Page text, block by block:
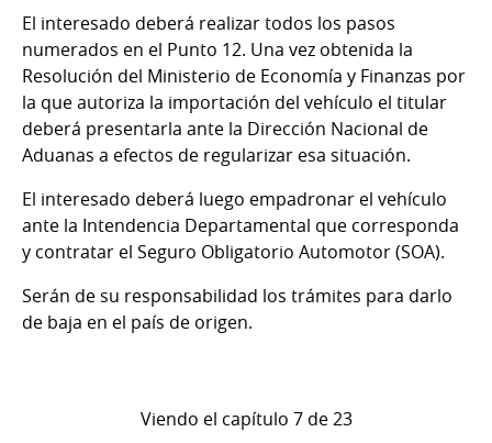
El interesado deberá realizar todos los pasos
numerados en el Punto 12. Una vez obtenida la
Resolución del Ministerio de Economía y Finanzas por
la que autoriza la importación del vehículo el titular
deberá presentarla ante la Dirección Nacional de
Aduanas a efectos de regularizar esa situación.
El interesado deberá luego empadronar el vehículo
ante la Intendencia Departamental que corresponda
y contratar el Seguro Obligatorio Automotor (SOA).
Serán de su responsabilidad los trámites para darlo
de baja en el país de origen.
Viendo el capítulo 7 de 23